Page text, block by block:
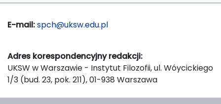
E-mail:spch@uksw.edu.pl
Adres korespondencyjny redakcji:
UKSW w Warszawie - Instytut Filozofii, ul. Wóycickiego
1/3 (bud. 23, pok. 211), 01-938 Warszawa